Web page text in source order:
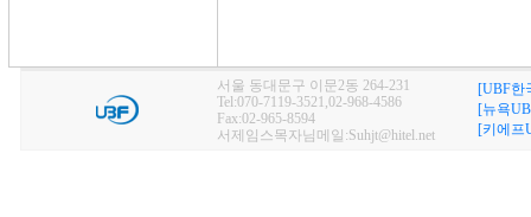
서울 동대문구 이문2동 264-231
Tel:070-7119-3521,02-968-4586
Fax:02-965-8594
서제임스목자님메일:Suhjt@hitel.net
[UBF한
[뉴욕
[키에프